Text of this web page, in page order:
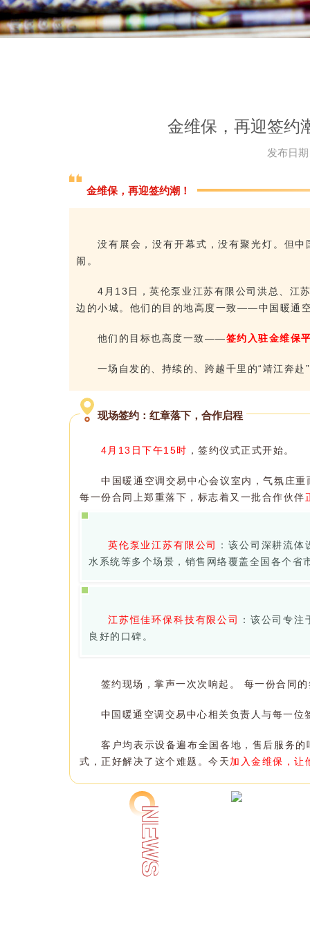
金维保，再迎签约
发布日
金维保，再迎签约潮！
没有展会，没有开幕式，没有聚光灯。但
闹。
4月13日，英伦泵业江苏有限公司洪总、江
边的小城。他们的目的地高度一致——中国暖通
他们的目标也高度一致——签约入驻金维保
一场自发的、持续的、跨越千里的“靖江奔
现场签约：红章落下，合作启程
4月13日下午15时 ，签约仪式正式开始。
中国暖通空调交易中心会议室内，气氛庄
每一份合同上郑重落下，标志着又一批合作伙伴
英伦泵业江苏有限公司
：该公司深耕流
水系统等多个场景，销售网络覆盖全国各个省
江苏恒佳环保科技有限公司
：该公司专
良好的口碑。
签约现场，掌声一次次响起。 每一份合同
中国暖通空调交易中心相关负责人与每一
客户均表示设备遍布全国各地，售后服务
式，正好解决了这个难题。今天加入金维保，让
NEWS